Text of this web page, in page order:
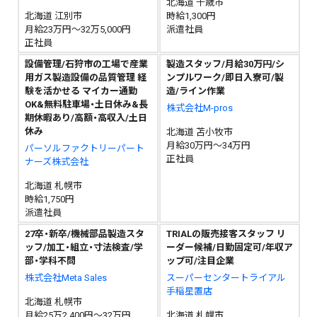
北海道 江別市
月給23万円～32万5,000円
正社員
北海道 千歳市
時給1,300円
派遣社員
設備管理/石狩市の工場で産業
用ガス製造設備の品質管理 経
験を活かせる マイカー通勤
OK&無料駐車場・土日休み&長
期休暇あり/高額・高収入/土日
休み
パーソルファクトリーパート
ナーズ株式会社
北海道 札幌市
時給1,750円
派遣社員
製造スタッフ/月給30万円/シ
ンプルワーク/即日入寮可/製
造/ライン作業
株式会社M-pros
北海道 苫小牧市
月給30万円～34万円
正社員
27卒・新卒/機械部品製造スタ
ッフ/加工・組立・寸法検査/学
部・学科不問
株式会社Meta Sales
北海道 札幌市
TRIALの販売接客スタッフ リ
ーダー候補/日勤固定可/年収ア
ップ可/注目企業
スーパーセンタートライアル
手稲星置店